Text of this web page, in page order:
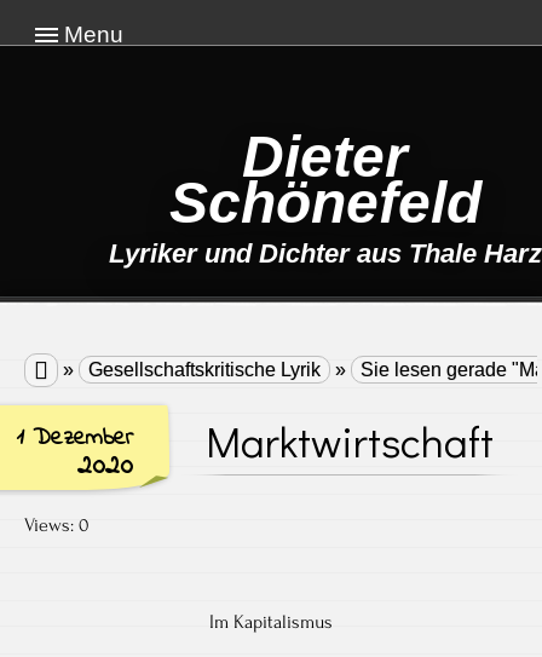
Menu
Dieter
Schönefeld
Lyriker und Dichter aus Thale Harz
 » Gesellschaftskritische Lyrik » Sie lesen gerade
1 Dezember
2020 Marktwirtschaft
Views: 0
Im Kapitalismus